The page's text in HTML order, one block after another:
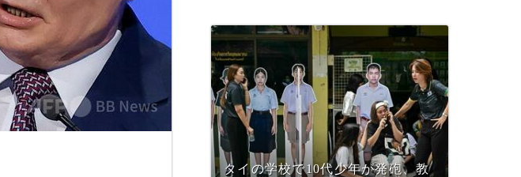
タイの学校で10代少年が発砲、教